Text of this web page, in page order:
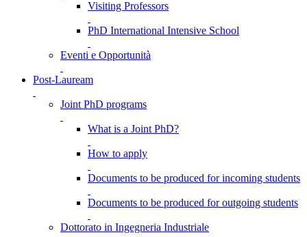
Visiting Professors
PhD International Intensive School
Eventi e Opportunità
Post-Lauream
Joint PhD programs
What is a Joint PhD?
How to apply
Documents to be produced for incoming students
Documents to be produced for outgoing students
Dottorato in Ingegneria Industriale